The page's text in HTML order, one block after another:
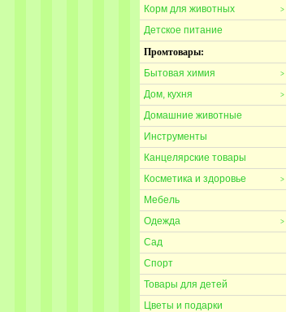
>
Корм для животных
Детское питание
Промтовары:
>
Бытовая химия
>
Дом, кухня
Домашние животные
Инструменты
Канцелярские товары
>
Косметика и здоровье
Мебель
>
Одежда
Сад
Спорт
Товары для детей
Цветы и подарки